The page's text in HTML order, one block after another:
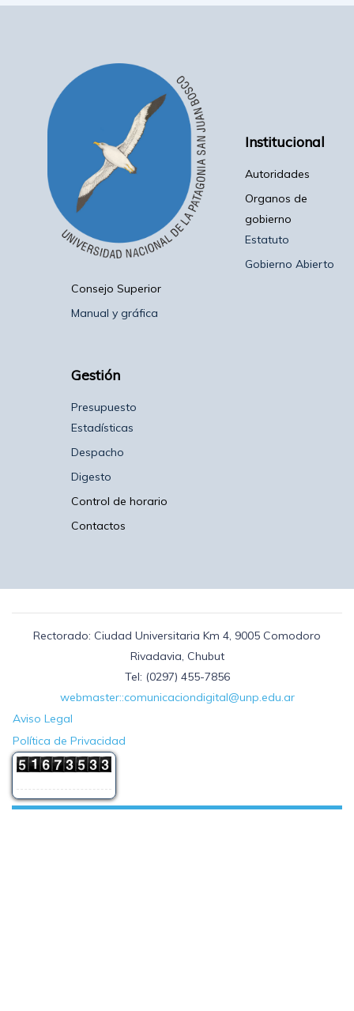
Institucional
Autoridades
Organos de
gobierno
Estatuto
Gobierno Abierto
Consejo Superior
Manual y gráfica
Gestión
Presupuesto
Estadísticas
Despacho
Digesto
Control de horario
Contactos
Rectorado: Ciudad Universitaria Km 4, 9005 Comodoro
Rivadavia, Chubut
Tel: (0297) 455-7856
webmaster::comunicaciondigital@unp.edu.ar
Aviso Legal
Política de Privacidad